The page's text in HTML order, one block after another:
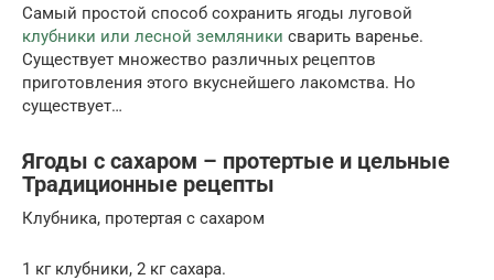
Самый простой способ сохранить ягоды луговой
клубники или лесной земляники сварить варенье.
Существует множество различных рецептов
приготовления этого вкуснейшего лакомства. Но
существует…
Ягоды с сахаром – протертые и цельные
Традиционные рецепты
Клубника, протертая с сахаром
1 кг клубники, 2 кг сахара.